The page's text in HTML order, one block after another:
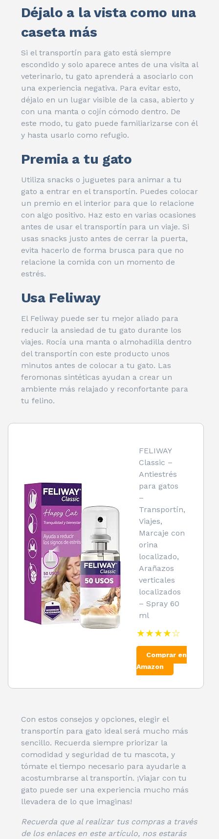
Déjalo a la vista como una
caseta más
Si el transportín para gato está siempre
escondido y solo aparece antes de una visita al
veterinario, tu gato aprenderá a asociarlo con
una experiencia negativa. Para evitar esto,
déjalo en un lugar visible de la casa, abierto y
con una manta o cojín cómodo dentro. De
este modo, tu gato puede familiarizarse con él
y hasta usarlo como refugio.
Premia a tu gato
Utiliza snacks o juguetes para animar a tu
gato a entrar en el transportín. Puedes colocar
un premio en el interior para que lo relacione
con algo positivo. Haz esto en varias ocasiones
antes de usar el transportín para un viaje. Si
usas snacks justo antes de cerrar la puerta,
evita hacerlo de forma brusca para que no
relacione la comida con un momento de
estrés.
Usa Feliway
El Feliway puede ser tu mejor aliado para
reducir la ansiedad de tu gato durante los
viajes. Rocía una manta o almohadilla dentro
del transportín con este producto unos
minutos antes de colocar a tu gato. Las
feromonas sintéticas ayudan a crear un
ambiente más relajado y reconfortante para
tu felino.
FELIWAY
Classic –
Antiestrés
para gatos
–
Transportín,
Viajes,
Marcaje con
orina
localizado,
Arañazos
verticales
localizados
– Spray 60
ml
★★★★☆
Comprar en
Amazon
Con estos consejos y opciones, elegir el
transportín para gato ideal será mucho más
sencillo. Recuerda siempre priorizar la
comodidad y seguridad de tu mascota, y
tómate el tiempo necesario para ayudarle a
acostumbrarse al transportín. ¡Viajar con tu
gato puede ser una experiencia mucho más
llevadera de lo que imaginas!
Recuerda que al realizar tus compras a través
de los enlaces en este artículo, nos estarás